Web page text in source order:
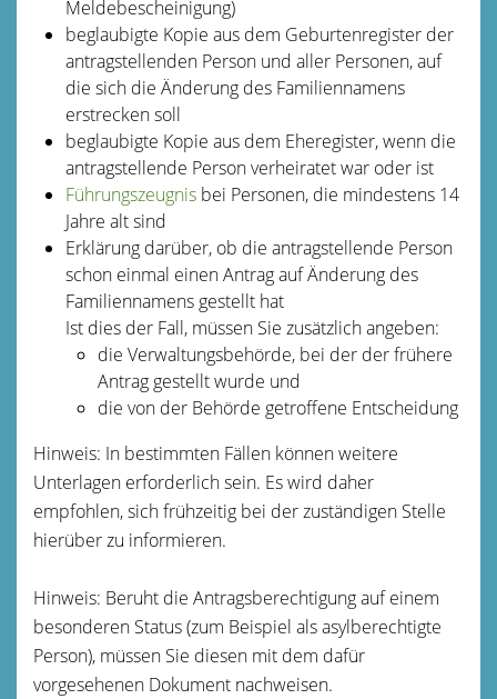
Meldebescheinigung)
beglaubigte Kopie aus dem Geburtenregister der
antragstellenden Person und aller Personen, auf
die sich die Änderung des Familiennamens
erstrecken soll
beglaubigte Kopie aus dem Eheregister, wenn die
antragstellende Person verheiratet war oder ist
Führungszeugnisbei Personen, die mindestens 14
Jahre alt sind
Erklärung darüber, ob die antragstellende Person
schon einmal einen Antrag auf Änderung des
Familiennamens gestellt hat
Ist dies der Fall, müssen Sie zusätzlich angeben:
die Verwaltungsbehörde, bei der der frühere
Antrag gestellt wurde und
die von der Behörde getroffene Entscheidung
Hinweis: In bestimmten Fällen können weitere
Unterlagen erforderlich sein. Es wird daher
empfohlen, sich frühzeitig bei der zuständigen Stelle
hierüber zu informieren.
Hinweis: Beruht die Antragsberechtigung auf einem
besonderen Status (zum Beispiel als asylberechtigte
Person), müssen Sie diesen mit dem dafür
vorgesehenen Dokument nachweisen.